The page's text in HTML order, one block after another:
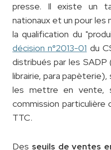
presse. Il existe un
nationaux et un pour les
la qualification du
décision n°2013-01 du
distribués par les SADP
librairie, para
les mettre en vente,
commission particulière
TTC.
Des seuils de ventes